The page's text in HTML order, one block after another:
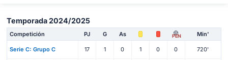
Temporada 2024/2025
Competición PJ G As PEN Min'
Serie C: Grupo C 17 1 0 1 0 0 720'